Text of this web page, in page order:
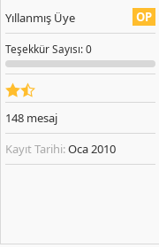
OP
Yıllanmış Üye
TeşekkürSayısı: 0
148 mesaj
Kayıt Tarihi:Oca 2010